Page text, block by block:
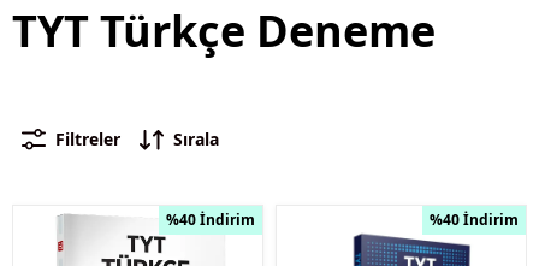
TYT Türkçe Deneme
Filtreler Sırala
%40 İndirim %40 İndirim